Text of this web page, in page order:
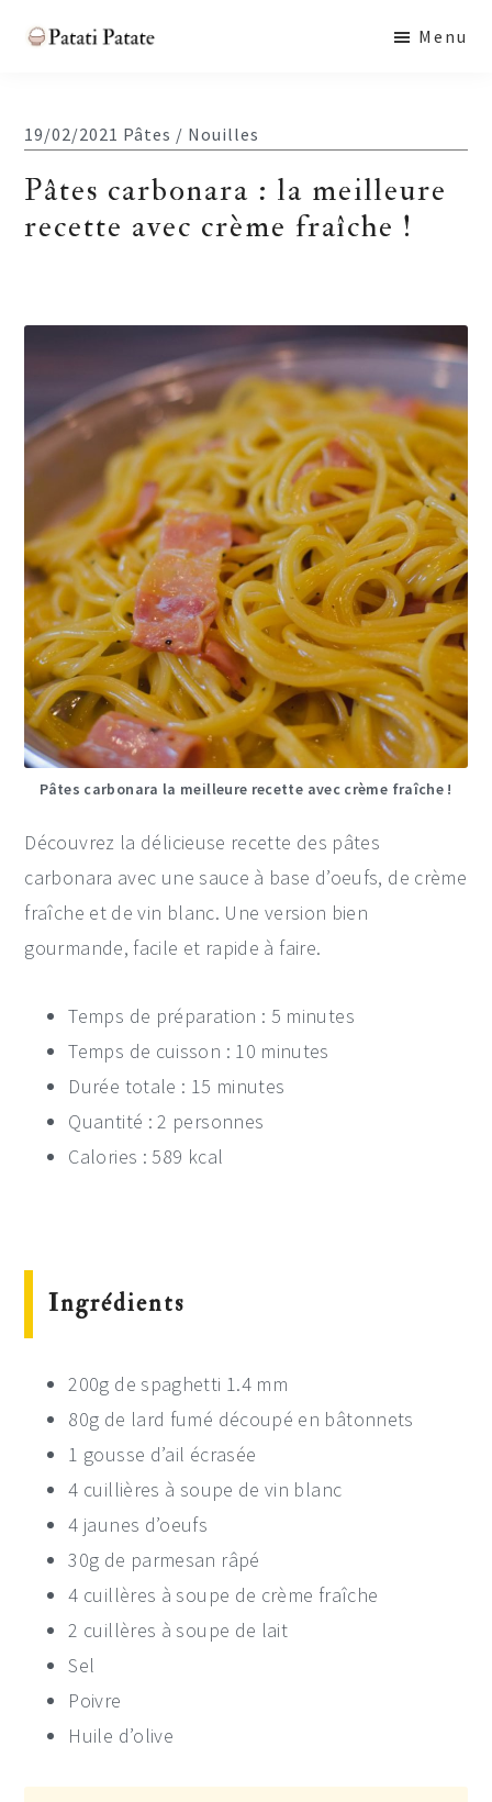
content
sidebar
Menu
19/02/2021 Pâtes / Nouilles
Pâtes carbonara : la meilleure
recette avec crème fraîche !
Pâtes carbonara la meilleure recette avec crème fraîche !
Découvrez la délicieuse recette des pâtes
carbonara avec une sauce à base d’oeufs, de crème
fraîche et de vin blanc. Une version bien
gourmande, facile et rapide à faire.
Temps de préparation : 5 minutes
Temps de cuisson : 10 minutes
Durée totale : 15 minutes
Quantité : 2 personnes
Calories : 589 kcal
Ingrédients
200g de spaghetti 1.4 mm
80g de lard fumé découpé en bâtonnets
1 gousse d’ail écrasée
4 cuillières à soupe de vin blanc
4 jaunes d’oeufs
30g de parmesan râpé
4 cuillères à soupe de crème fraîche
2 cuillères à soupe de lait
Sel
Poivre
Huile d’olive